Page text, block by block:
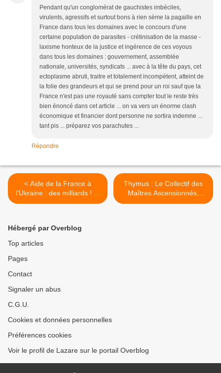
Pendant qu'un conglomérat de gauchistes imbéciles,
virulents, agressifs et surtout bons à rien sème la pagaille en
France dans tous les domaines avec le concours d'une
certaine population de parasites - crétinisation de la masse -
laxisme honteux de la justice et ingérence de ces voyous
dans tous les domaines : gouvernement, assemblée
nationale, universités, syndicats ... avec à la tête du pays, cet
ectoplasme abruti, traitre et totalement incompétent, atteint de
la folie des grandeurs et qui se prend pour un roi sauf que la
France n'est pas une royauté sans compter tout le reste très
bien énoncé dans cet article ... on va vers un énorme clash
économique et financier dont personne ne sortira indemne ...
tant pis ... préparez vos parachutes ...
Répondre
< Aide de la France à
l’Ukraine : des milliards ! Et
la dérive budgétaire, bordel
Thymus : Le Collectif des
Maîtres Ascensionnés,
canalisé par Daniel
Hébergé par Overblog
Top articles
Pages
Contact
Signaler un abus
C.G.U.
Cookies et données personnelles
Préférences cookies
Voir le profil de Lazare sur le portail Overblog